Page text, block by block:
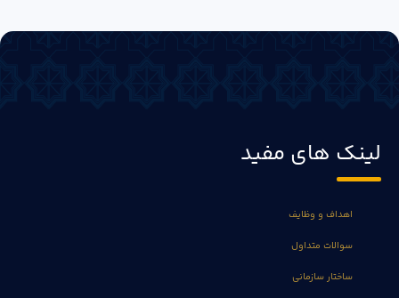
لینک های مفید
اهداف و وظایف
سوالات متداول
ساختار سازمانی